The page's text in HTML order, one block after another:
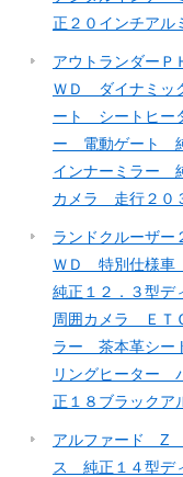
正２０インチア
アウトランダー
ＷＤ ダイナミッ
ート シートヒー
ー 電動ゲート
インナーミラー
カメラ 走行２０
ランドクルーザ
ＷＤ 特別仕様車
純正１２．３型
周囲カメラ ＥＴ
ラー 茶本革シ
リングヒーター
正１８ブラック
アルファード Z
ス 純正１４型デ